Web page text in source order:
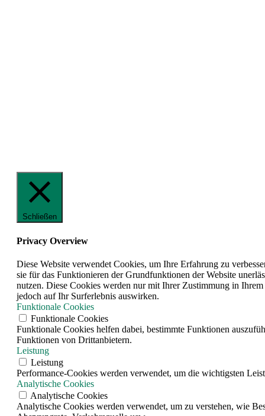
Schließen
Privacy Overview
Diese Website verwendet Cookies, um Ihre Erfahrung zu
sie für das Funktionieren der Grundfunktionen der Website
nutzen. Diese Cookies werden nur mit Ihrer Zustimmung in
jedoch auf Ihr Surferlebnis auswirken.
Funktionale Cookies
Funktionale Cookies
Funktionale Cookies helfen dabei, bestimmte Funktionen
Funktionen von Drittanbietern.
Leistung
Leistung
Performance-Cookies werden verwendet, um die wichtigsten
Analytische Cookies
Analytische Cookies
Analytische Cookies werden verwendet, um zu verstehen, wie